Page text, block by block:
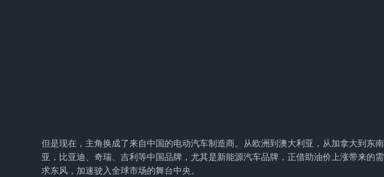
但是现在，主角换成了来自中国的电动汽车制造商。从欧洲到澳大利亚，从加拿大到东南
亚，比亚迪、奇瑞、吉利等中国品牌，尤其是新能源汽车品牌，正借助油价上涨带来的需
求东风，加速驶入全球市场的舞台中央。